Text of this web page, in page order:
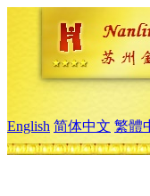
English 简体中文 繁體